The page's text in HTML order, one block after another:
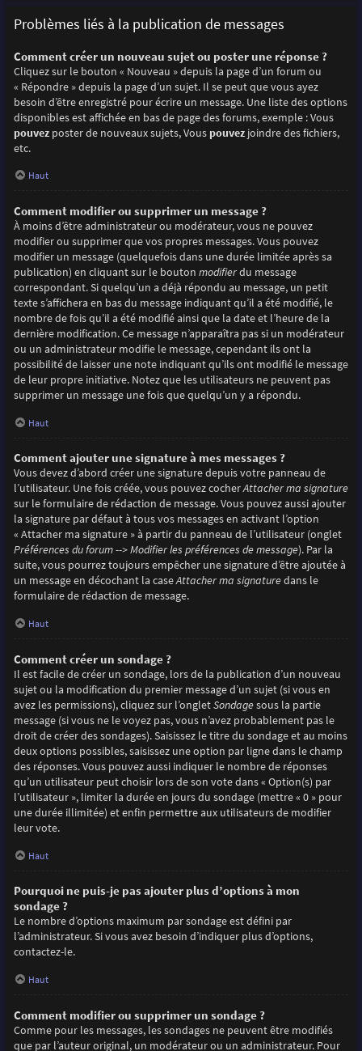
Problèmes liés à la publication de messages
Comment créer un nouveau sujet ou poster une réponse ?
Cliquez sur le bouton « Nouveau » depuis la page d’un forum ou
« Répondre » depuis la page d’un sujet. Il se peut que vous ayez
besoin d’être enregistré pour écrire un message. Une liste des options
disponibles est affichée en bas de page des forums, exemple : Vous
pouvezposter de nouveaux sujets, Vous pouvezjoindre des fichiers,
etc.
Haut
Comment modifier ou supprimer un message ?
À moins d’être administrateur ou modérateur, vous ne pouvez
modifier ou supprimer que vos propres messages. Vous pouvez
modifier un message (quelquefois dans une durée limitée après sa
publication) en cliquant sur le bouton modifierdu message
correspondant. Si quelqu’un a déjà répondu au message, un petit
texte s’affichera en bas du message indiquant qu’il a été modifié, le
nombre de fois qu’il a été modifié ainsi que la date et l’heure de la
dernière modification. Ce message n’apparaîtra pas si un modérateur
ou un administrateur modifie le message, cependant ils ont la
possibilité de laisser une note indiquant qu’ils ont modifié le message
de leur propre initiative. Notez que les utilisateurs ne peuvent pas
supprimer un message une fois que quelqu’un y a répondu.
Haut
Comment ajouter une signature à mes messages ?
Vous devez d’abord créer une signature depuis votre panneau de
l’utilisateur. Une fois créée, vous pouvez cocherAttacher ma signature
sur le formulaire de rédaction de message. Vous pouvez aussi ajouter
la signature par défaut à tous vos messages en activant l’option
« Attacher ma signature » à partir du panneau de l’utilisateur (onglet
Préférences du forum --> Modifier les préférences de message). Par la
suite, vous pourrez toujours empêcher une signature d’être ajoutée à
un message en décochant la caseAttacher ma signaturedans le
formulaire de rédaction de message.
Haut
Comment créer un sondage ?
Il est facile de créer un sondage, lors de la publication d’un nouveau
sujet ou la modification du premier message d’un sujet (si vous en
avez les permissions), cliquez sur l’ongletSondagesous la partie
message (si vous ne le voyez pas, vous n’avez probablement pas le
droit de créer des sondages). Saisissez le titre du sondage et au moins
deux options possibles, saisissez une option par ligne dans le champ
des réponses. Vous pouvez aussi indiquer le nombre de réponses
qu’un utilisateur peut choisir lors de son vote dans « Option(s) par
l’utilisateur », limiter la durée en jours du sondage (mettre « 0 » pour
une durée illimitée) et enfin permettre aux utilisateurs de modifier
leur vote.
Haut
Pourquoi ne puis-je pas ajouter plus d’options à mon
sondage ?
Le nombre d’options maximum par sondage est défini par
l’administrateur. Si vous avez besoin d’indiquer plus d’options,
contactez-le.
Haut
Comment modifier ou supprimer un sondage ?
Comme pour les messages, les sondages ne peuvent être modifiés
que par l’auteur original, un modérateur ou un administrateur. Pour